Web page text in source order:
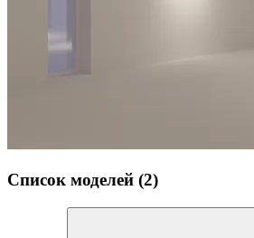
Список моделей (2)